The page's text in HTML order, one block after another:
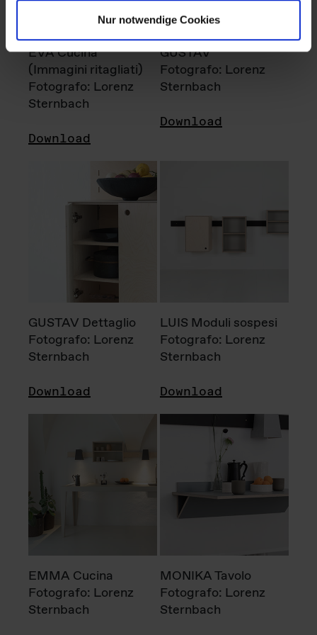
Nur notwendige Cookies
EVA Cucina
(Immagini ritagliati)
Fotografo: Lorenz
Sternbach
Download
GUSTAV
Fotografo: Lorenz
Sternbach
Download
GUSTAV Dettaglio
Fotografo: Lorenz
Sternbach
Download
LUIS Moduli sospesi
Fotografo: Lorenz
Sternbach
Download
EMMA Cucina
Fotografo: Lorenz
Sternbach
MONIKA Tavolo
Fotografo: Lorenz
Sternbach